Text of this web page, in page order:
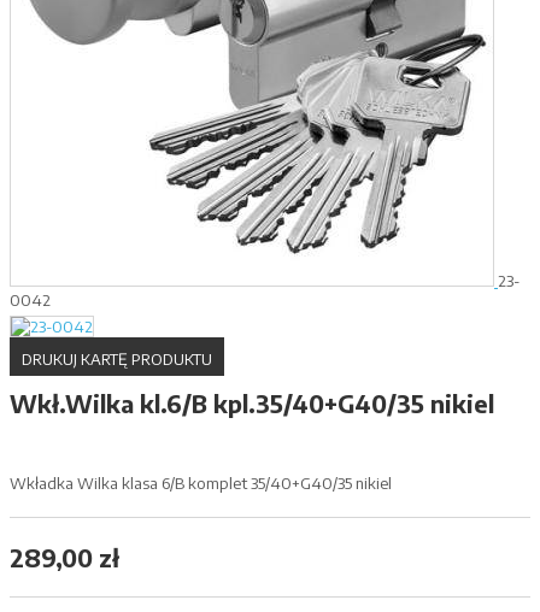
23-
0042
DRUKUJ KARTĘ PRODUKTU
Wkł.Wilka kl.6/B kpl.35/40+G40/35 nikiel
Wkładka Wilka klasa 6/B komplet 35/40+G40/35 nikiel
289,00 zł